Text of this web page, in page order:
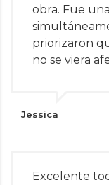
obra. Fue
priorizaron
no se viera
Jessica
Excelente